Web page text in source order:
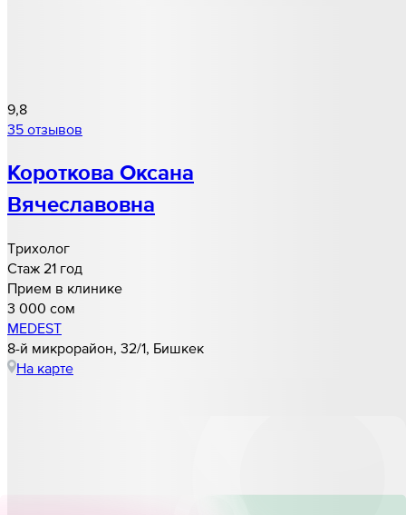
9,8
35 отзывов
Короткова Оксана
Вячеславовна
Трихолог
Стаж 21 год
Прием в клинике
3 000 cом
MEDEST
8-й микрорайон, 32/1, Бишкек
На карте